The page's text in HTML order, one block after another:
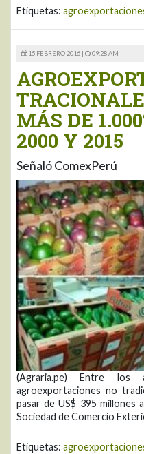
Etiquetas:
15 FEBRERO 2016 | 09:28 AM
MÁS DE
2000 Y 2015
Señaló ComexPerú
(Agraria.pe) Entre
agroexportaciones no
pasar de US$ 395 millones
Sociedad de Comercio
Etiquetas: